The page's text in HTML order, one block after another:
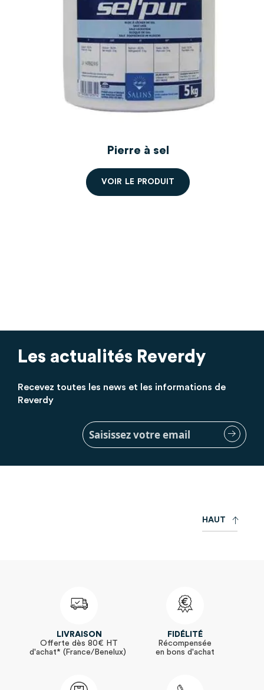
Pierre à sel
RETRAIT MAGASIN UNIQUEMENT
Envoi à domicile disponible pour toute
VO R LE PRO DU T
Les actualités Reverdy
Recevez toutes les news et les informations de
Reverdy
Inscription
à
notre
HAUT
LIVRAISON
Offerte dès 80€ HT
d'achat* (France/Benelux)
FIDÉLITÉ
Récompensée
en bons d'achat